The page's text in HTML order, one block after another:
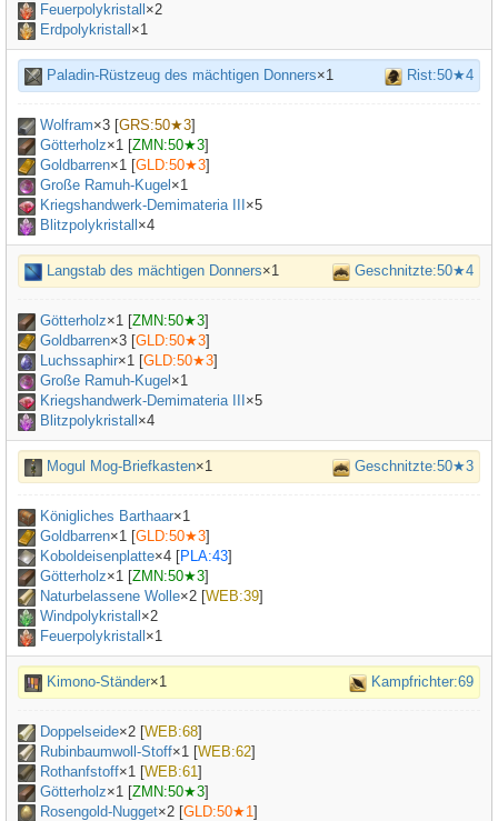
Feuerpolykristall ×2
Erdpolykristall ×1
Paladin-Rüstzeug des mächtigen Donners×1 Rist:50★4
Wolfram×3 [GRS:50★3]
Götterholz×1 [ZMN:50★3]
Goldbarren×1 [GLD:50★3]
Große Ramuh-Kugel ×1
Kriegshandwerk-Demimateria III ×5
Blitzpolykristall ×4
Langstab des mächtigen Donners×1 Geschnitzte:50★4
Götterholz×1 [ZMN:50★3]
Goldbarren×3 [GLD:50★3]
Luchssaphir×1 [GLD:50★3]
Große Ramuh-Kugel ×1
Kriegshandwerk-Demimateria III ×5
Blitzpolykristall ×4
Mogul Mog-Briefkasten×1 Geschnitzte:50★3
Königliches Barthaar×1
Goldbarren×1 [GLD:50★3]
Koboldeisenplatte×4 [PLA:43]
Götterholz×1 [ZMN:50★3]
Naturbelassene Wolle×2 [WEB:39]
Windpolykristall ×2
Feuerpolykristall ×1
Kimono-Ständer×1 Kampfrichter:69
Doppelseide×2 [WEB:68]
Rubinbaumwoll-Stoff×1 [WEB:62]
Rothanfstoff×1 [WEB:61]
Götterholz×1 [ZMN:50★3]
Rosengold-Nugget×2 [GLD:50★1]